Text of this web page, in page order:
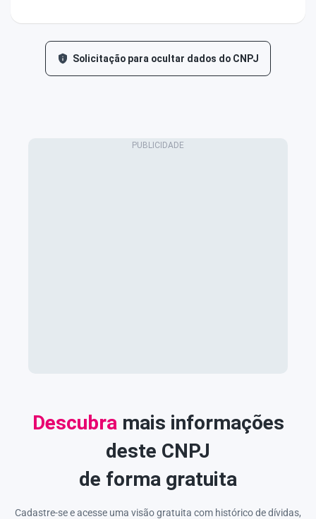
Solicitação para ocultar dados do CNPJ
Descubra mais informações
deste CNPJ
de forma gratuita
Cadastre-se e acesse uma visão gratuita com histórico de dívidas,